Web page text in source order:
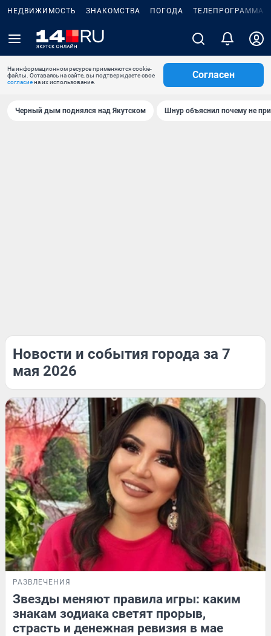
НЕДВИЖИМОСТЬ ЗНАКОМСТВА ПОГОДА ТЕЛЕПРОГРАММА
На информационном ресурсе применяются cookie-
файлы. Оставаясь на сайте, вы подтверждаете свое
согласиена их использование.
Согласен
Черный дым поднялся над Якутском Шнур объяснил почему не
Новости и события города за 7
мая 2026
РАЗВЛЕЧЕНИЯ
Звезды меняют правила игры: каким
знакам зодиака светят прорыв,
страсть и денежная ревизия в мае